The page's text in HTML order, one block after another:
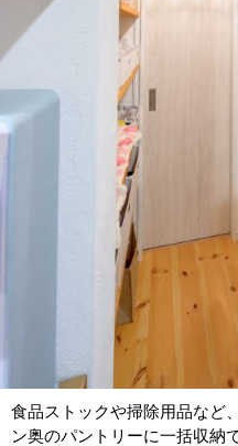
食品ストックや掃除用品など
ン奥のパントリーに一括収納